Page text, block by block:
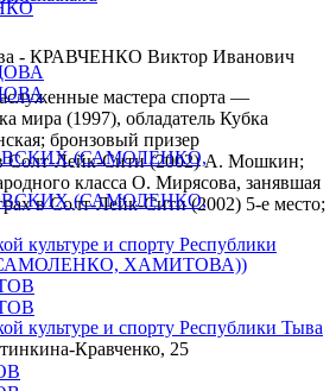
- КРАВЧЕНКО Виктор Иванович
мастера спорта —
мира (1997), обладатель Кубка
бронзовый призер
Солт-Лейк-Сити (2002) А. Мошкин;
класса О. Мирясова, занявшая
в Солт-Лейк-Сити (2002) 5-е место;
культуре и спорту Республики
культуре и спорту Республики Тыва
Кравченко, 25
ХАМИТОВА))